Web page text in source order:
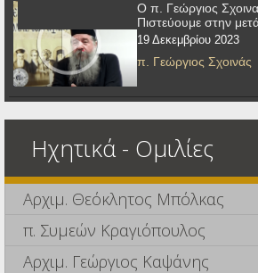
Ο π. Γεώργιος
Πιστεύουμε στην
19 Δεκεμβρίου 2023
π. Γεώργιος Σχοινάς
Ηχητικά - Ομιλίες
Αρχιμ. Θεόκλητος Μπόλκας
π. Συμεών Κραγιόπουλος
Αρχιμ. Γεώργιος Καψάνης